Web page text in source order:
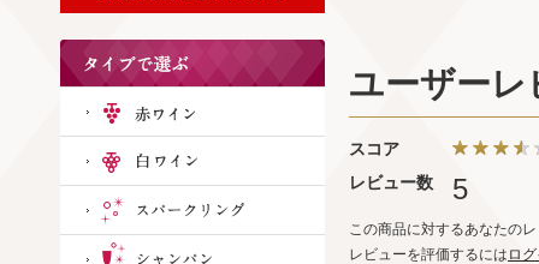
ユーザーレ
スコア
レビュー数
5
この商品に対するあなたの
レビューを評価するには ロ